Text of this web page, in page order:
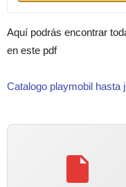
Aquí podrás encontrar
en este pdf
Catalogo playmobil hasta